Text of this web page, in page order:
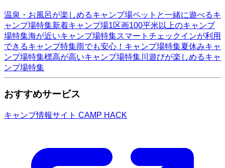
温泉・お風呂が楽しめるキャンプ場ペットと一緒に遊べるキ
ャンプ場特集新着キャンプ場1区画100平米以上のキャンプ
場特集海が近いキャンプ場特集スマートチェックインが利用
できるキャンプ特集雨でも安心！キャンプ場特集夏休みキャ
ンプ場特集標高が高いキャンプ場特集川遊びが楽しめるキャ
ンプ場特集
おすすめサービス
キャンプ情報サイト CAMP HACK